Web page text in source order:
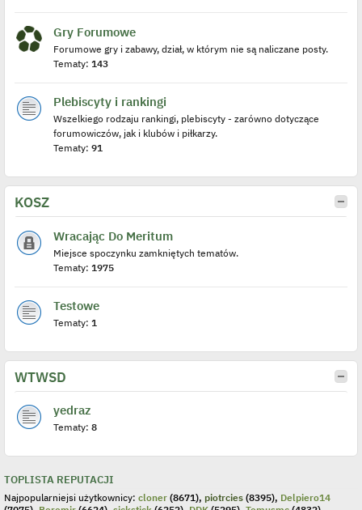
Gry Forumowe
Forumowe gry i zabawy, dział, w którym nie są naliczane posty.
Tematy: 143
Plebiscyty i rankingi
Wszelkiego rodzaju rankingi, plebiscyty - zarówno dotyczące
forumowiczów, jak i klubów i piłkarzy.
Tematy: 91
KOSZ
Wracając Do Meritum
Miejsce spoczynku zamkniętych tematów.
Tematy: 1975
Testowe
Tematy: 1
WTWSD
yedraz
Tematy: 8
TOPLISTA REPUTACJI
Najpopularniejsi użytkownicy: cloner (8671), piotrcies (8395), Delpiero14